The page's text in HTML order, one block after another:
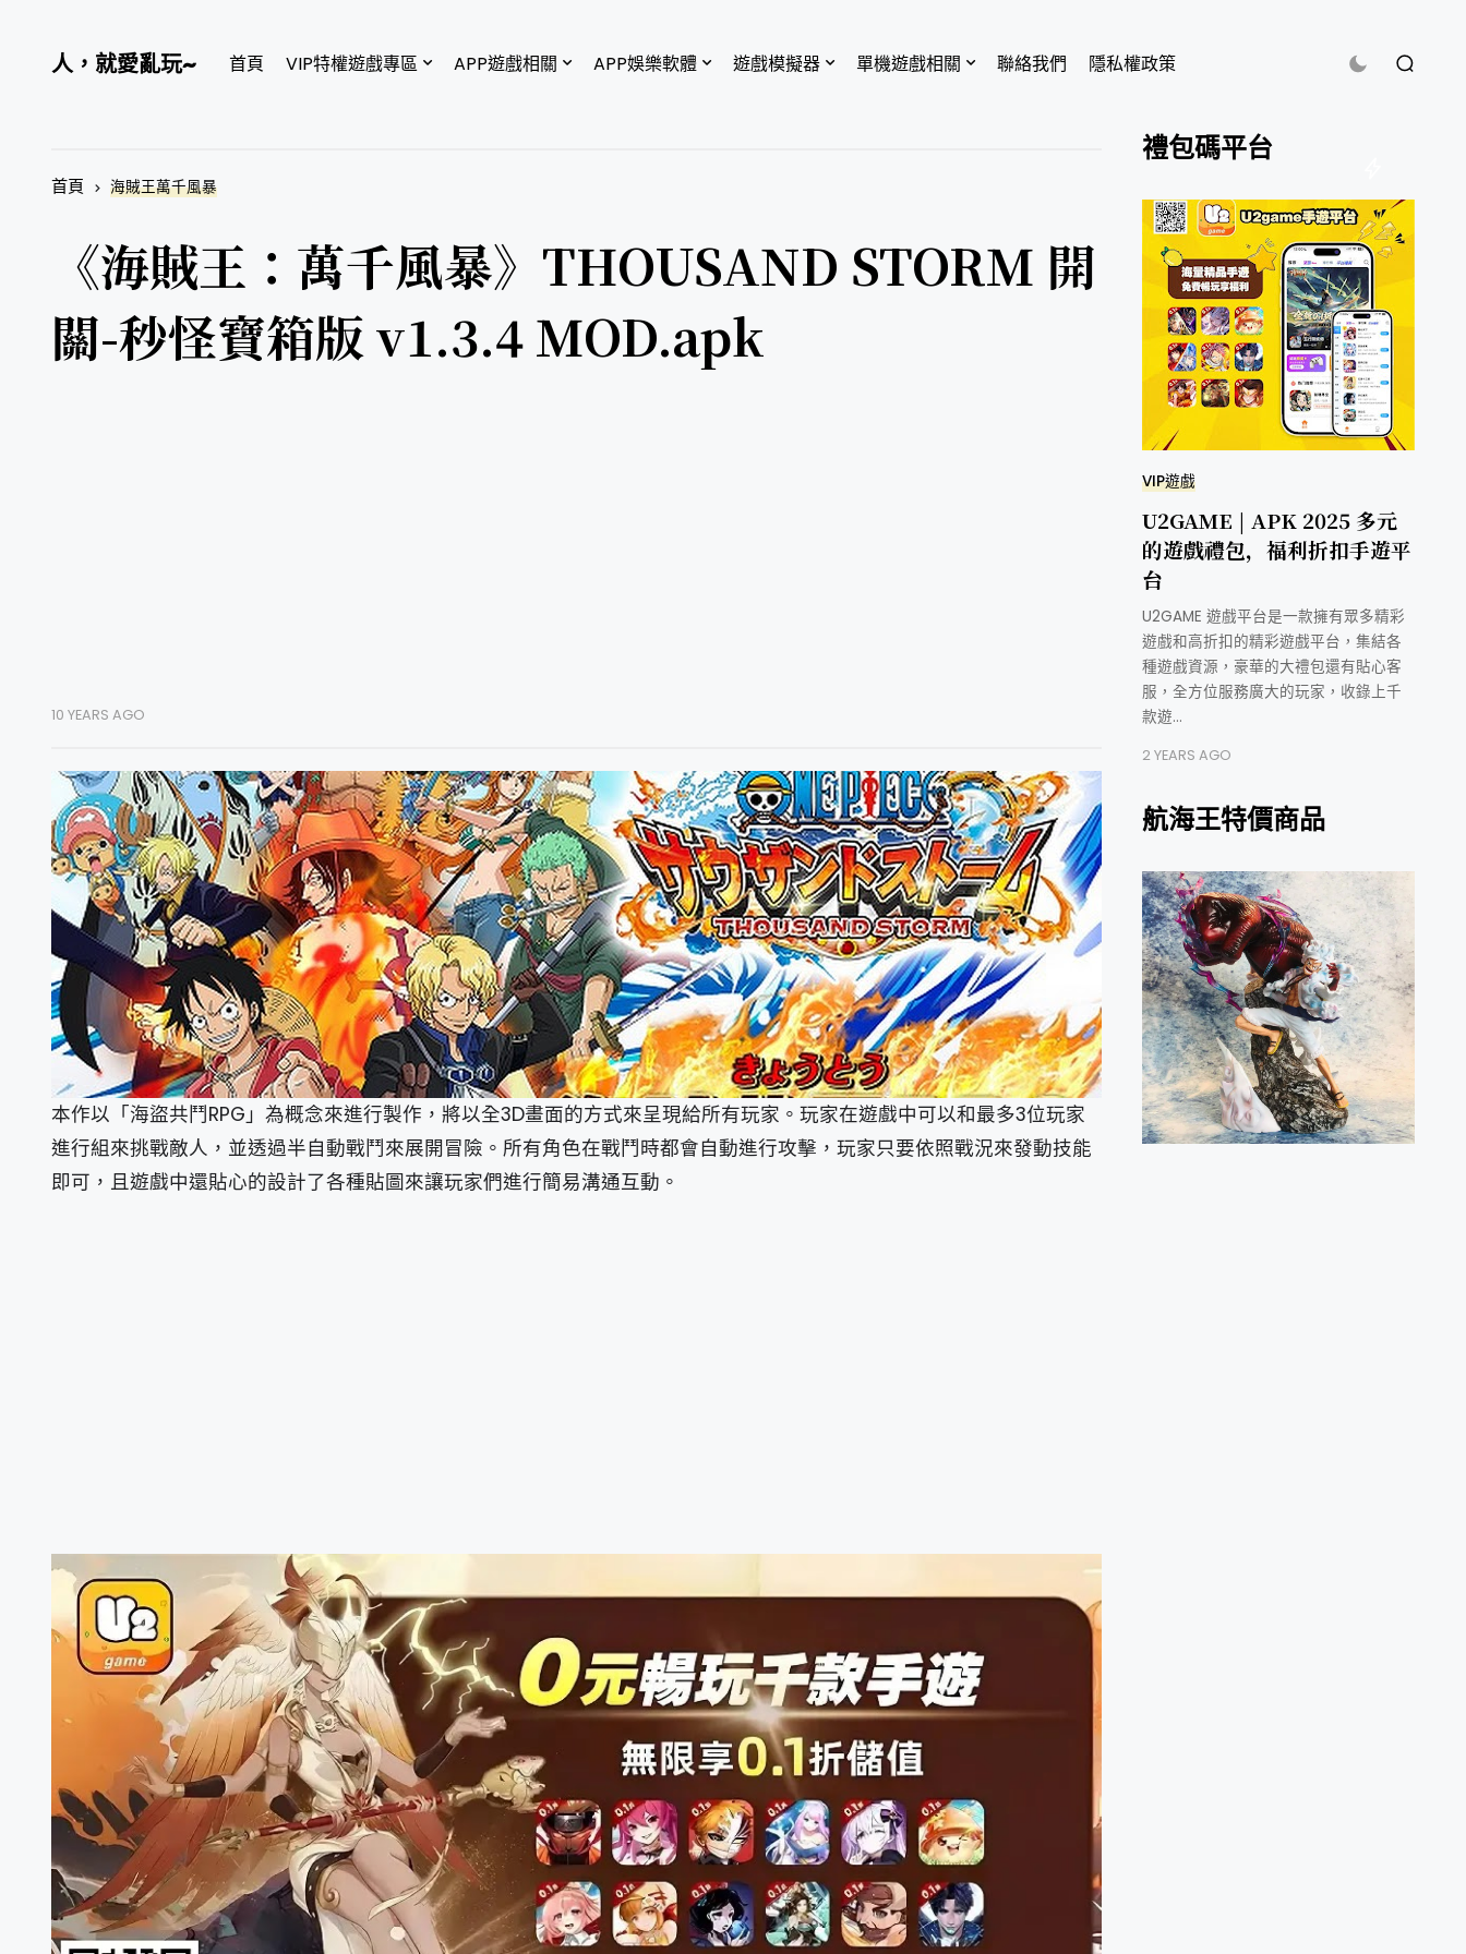
人，就愛亂玩~ 首頁 VIP特權遊戲專區 APP遊戲相關 APP娛樂軟體 遊戲模擬器 單機遊戲相關 聯絡我們 隱私權政策
首頁 海賊王萬千風暴
《海賊王：萬千風暴》THOUSAND STORM 開
關-秒怪寶箱版 v1.3.4 MOD.apk
10 YEARS AGO
本作以「海盜共鬥RPG」為概念來進行製作，將以全3D畫面的方式來呈現給所有玩家。玩家在遊戲中可以和最多3位玩家
進行組來挑戰敵人，並透過半自動戰鬥來展開冒險。所有角色在戰鬥時都會自動進行攻擊，玩家只要依照戰況來發動技能
即可，且遊戲中還貼心的設計了各種貼圖來讓玩家們進行簡易溝通互動。
禮包碼平台
VIP遊戲
U2GAME | APK 2025 多元
的遊戲禮包，福利折扣手遊平
台
U2GAME 遊戲平台是一款擁有眾多精彩
遊戲和高折扣的精彩遊戲平台，集結各
種遊戲資源，豪華的大禮包還有貼心客
服，全方位服務廣大的玩家，收錄上千
款遊…
2 YEARS AGO
航海王特價商品